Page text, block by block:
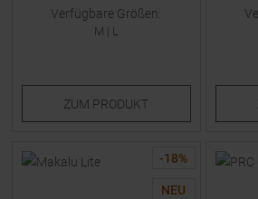
Verfügbare Größen:
M | L
ZUM PRODUKT
-18%
NEU